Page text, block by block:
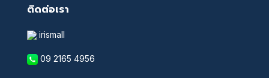
ติดต่อเรา
irismall
09 2165 4956